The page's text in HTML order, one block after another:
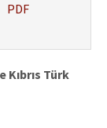
PDF
Kıbrıs Türk